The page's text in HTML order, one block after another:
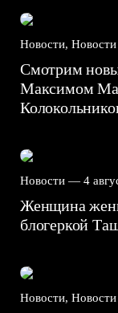
Новости,
Смотрим
Максимом
Новости — 4
Женщина
блогеркой
Новости,